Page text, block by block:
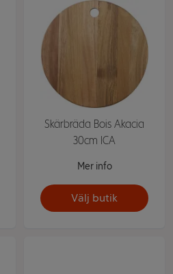
Skärbräda Bois Akacia
30cm ICA
Mer info
Välj butik